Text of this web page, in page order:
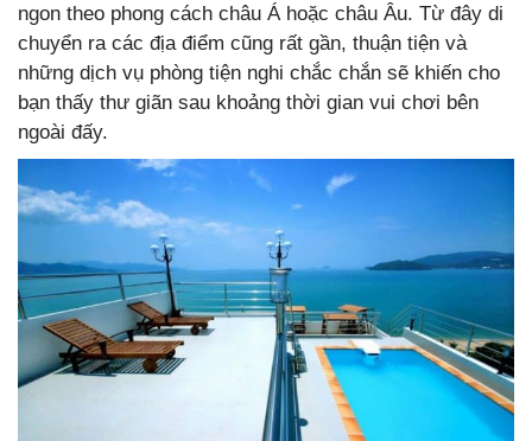
ngon theo phong cách châu Á hoặc châu Âu. Từ đây di
chuyển ra các địa điểm cũng rất gần, thuận tiện và
những dịch vụ phòng tiện nghi chắc chắn sẽ khiến cho
bạn thấy thư giãn sau khoảng thời gian vui chơi bên
ngoài đấy.